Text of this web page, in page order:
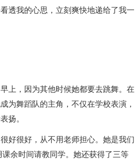
透我的心思，立刻爽快地递给了我一
上，因为其他时候她都要去跳舞。在
为舞蹈队的主角，不仅在学校表演，
扬。
好很好，从不用老师担心。她是我们
余时间请教同学。她还获得了三等